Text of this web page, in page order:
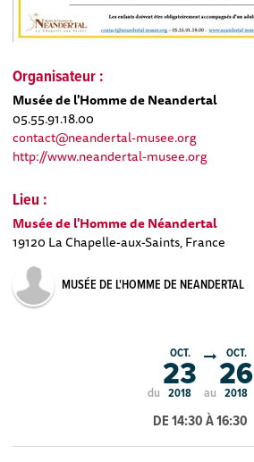
Organisateur :
Musée de l'Homme de Neandertal
05.55.91.18.00
contact@neandertal-musee.org
http://www.neandertal-musee.org
Lieu :
Musée de l'Homme de Néandertal
19120 La Chapelle-aux-Saints, France
MUSÉE DE L'HOMME DE NEANDERTAL
du
OCT.
23
2018 au
OCT.
26
2018
DE 14:30 À 16:30